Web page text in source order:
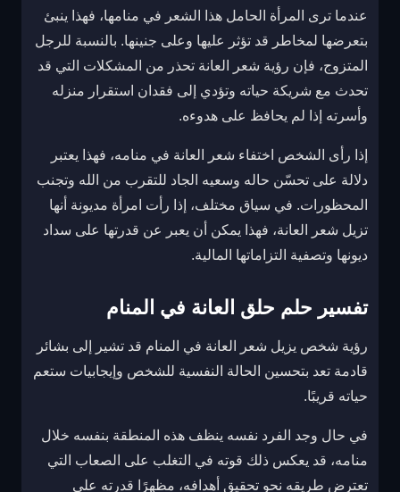
عندما ترى المرأة الحامل هذا الشعر في منامها، فهذا ينبئ
بتعرضها لمخاطر قد تؤثر عليها وعلى جنينها. بالنسبة للرجل
المتزوج، فإن رؤية شعر العانة تحذر من المشكلات التي قد
تحدث مع شريكة حياته وتؤدي إلى فقدان استقرار منزله
وأسرته إذا لم يحافظ على هدوءه.
إذا رأى الشخص اختفاء شعر العانة في منامه، فهذا يعتبر
دلالة على تحسّن حاله وسعيه الجاد للتقرب من الله وتجنب
المحظورات. في سياق مختلف، إذا رأت امرأة مديونة أنها
تزيل شعر العانة، فهذا يمكن أن يعبر عن قدرتها على سداد
ديونها وتصفية التزاماتها المالية.
تفسير حلم حلق العانة في المنام
رؤية شخص يزيل شعر العانة في المنام قد تشير إلى بشائر
قادمة تعد بتحسين الحالة النفسية للشخص وإيجابيات ستعم
حياته قريبًا.
في حال وجد الفرد نفسه ينظف هذه المنطقة بنفسه خلال
منامه، قد يعكس ذلك قوته في التغلب على الصعاب التي
تعترض طريقه نحو تحقيق أهدافه، مظهرًا قدرته على